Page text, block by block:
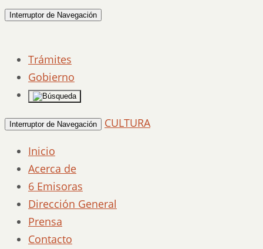
Interruptor de Navegación
Trámites
Gobierno
Interruptor de Navegación
CULTURA
Inicio
Acerca de
6 Emisoras
Dirección General
Prensa
Contacto